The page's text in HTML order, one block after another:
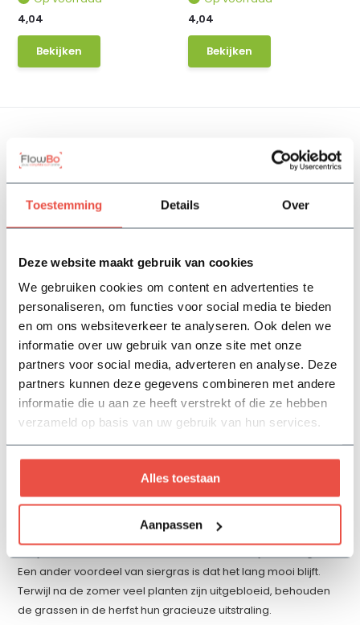
Toestemming Details Over
Deze website maakt gebruik van cookies
We gebruiken cookies om content en advertenties te
personaliseren, om functies voor social media te bieden
en om ons websiteverkeer te analyseren. Ook delen we
informatie over uw gebruik van onze site met onze
partners voor social media, adverteren en analyse. Deze
partners kunnen deze gegevens combineren met andere
informatie die u aan ze heeft verstrekt of die ze hebben
verzameld op basis van uw gebruik van hun services.
Alles toestaan
Aanpassen
4,04
Bekijken
4,04
Bekijken
Steeds meer mensen ontdekken de magie van siergras in de
tuin. Besteed je graag veel aandacht aan een mooie tuin
waar je echt lekker in kan thuiskomen? Dan mag naast mooie
bomen, heesters en bloemen eigenlijk siergras ook niet
ontbreken in jouw paradijsje. Met deze planten kun je een
elementen voor in de tuin vaak over het hoofd worden
gezien, zetten we daar hier graag eens de spotlight op.
Ontdek hier welke mooie soorten er zijn, waar je op moet
letten voor wat betreft het onderhoud en lees meer over hoe
je siergras kunt toepassen.
Laat je inspireren door de vrije natuur
Vind je het belangrijk dat jouw tuin een echte natuurlijke
uitstraling heeft, dus bijna alsof je je in de vrije natuur bevindt?
afwisseling met het groen in de tuin. De grassen staan graag
met hun doorgaans lange en slanke stengels en pluimen te
wuiven in de wind. Dat is prachtig om te zien en het werkt ook
tuinplanten mooi te combineren zorg je er ook nog eens voor
Een ander voordeel van siergras is dat het lang mooi blijft.
Terwijl na de zomer veel planten zijn uitgebloeid, behouden
de grassen in de herfst hun gracieuze uitstraling.